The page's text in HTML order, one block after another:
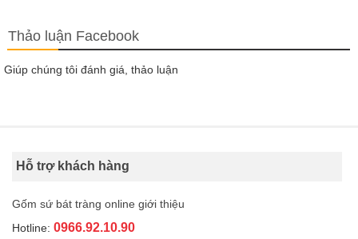
Thảo luận Facebook
Giúp chúng tôi đánh giá, thảo luận
Hỗ trợ khách hàng
Gốm sứ bát tràng online giới thiệu
Hotline: 0966.92.10.90